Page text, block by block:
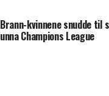
Brann-kvinnene snudde til
unna Champions League